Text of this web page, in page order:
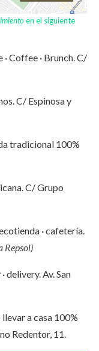
en el siguiente
· Coffee · Brunch. C/
C/ Espinosa y
tradicional 100%
C/ Grupo
· cafetería.
Repsol)
delivery. Av. San
a casa 100%
Redentor, 11.